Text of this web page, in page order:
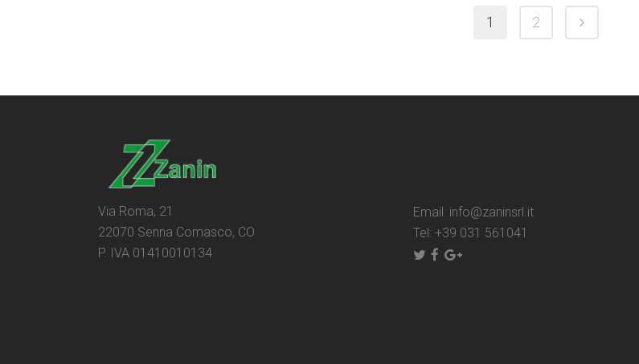
1 2
Via Roma, 21
22070 Senna Comasco, CO
P. IVA 01410010134
Email: info@zaninsrl.it
Tel: +39 031 561041